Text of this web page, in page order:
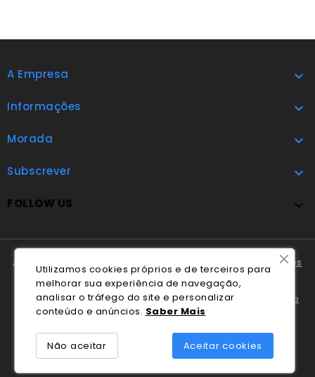
A Empresa 
Informações 
Morada 
Subscrever 
FOLLOW US 
A Cláudio Marques tem disponível o
Livro de Reclamações
Online.
Em caso de litígio o consumidor pode recorrer ao
Centro
Nacional de Informação e Arbitragem de Conflitos de
Consumo de Coimbra.
Utilizamos cookies próprios e de terceiros para
melhorar sua experiência de navegação,
analisar o tráfego do site e personalizar
conteúdo e anúncios. Saber Mais
Aceitar cookies
Não aceitar